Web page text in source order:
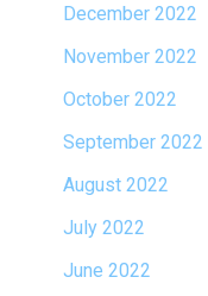
December 2022
November 2022
October 2022
September 2022
August 2022
July 2022
June 2022